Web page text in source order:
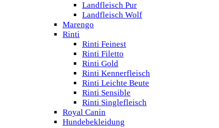
Landfleisch Pur
Landfleisch Wolf
Marengo
Rinti
Rinti Feinest
Rinti Filetto
Rinti Gold
Rinti Kennerfleisch
Rinti Leichte Beute
Rinti Sensible
Rinti Singlefleisch
Royal Canin
Hundebekleidung